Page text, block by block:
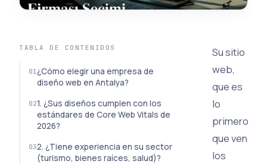
TABLA DE CONTENIDOS
¿Cómo elegir una empresa de
diseño web en Antalya?
1. ¿Sus diseños cumplen con los
estándares de Core Web Vitals de
2026?
2. ¿Tiene experiencia en su sector
(turismo, bienes raíces, salud)?
Su sitio
web,
que es
lo
primero
que ven
los